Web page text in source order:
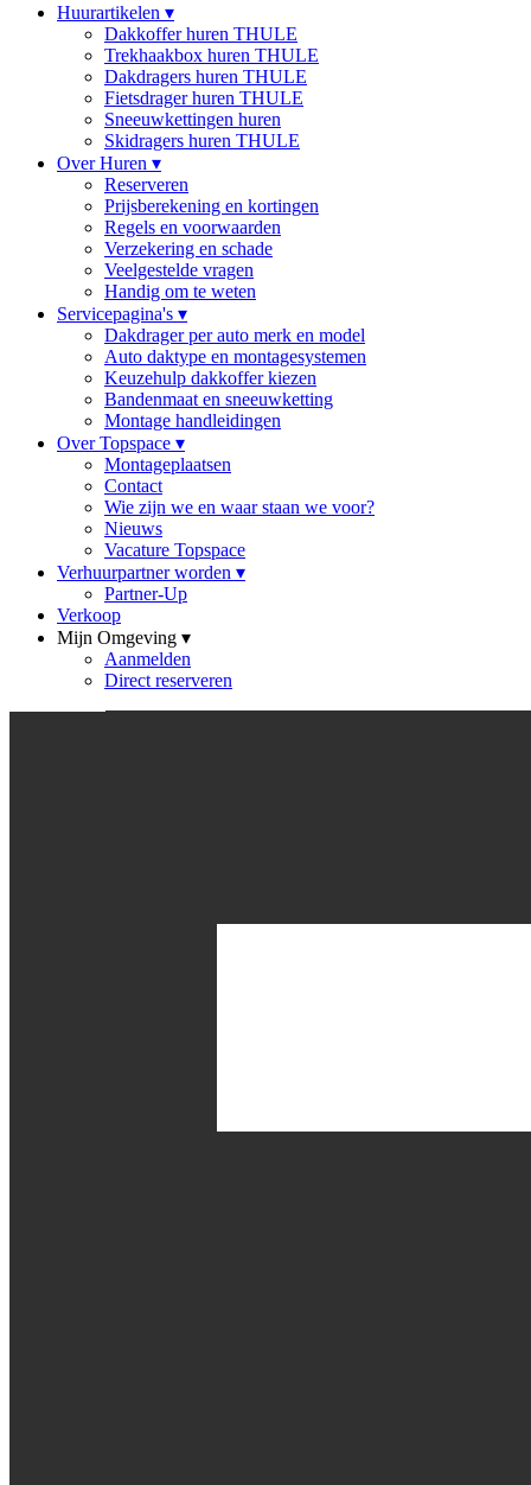
Huurartikelen ▾
Dakkoffer huren THULE
Trekhaakbox huren THULE
Dakdragers huren THULE
Fietsdrager huren THULE
Sneeuwkettingen huren
Skidragers huren THULE
Over Huren ▾
Reserveren
Prijsberekening en kortingen
Regels en voorwaarden
Verzekering en schade
Veelgestelde vragen
Handig om te weten
Servicepagina's ▾
Dakdrager per auto merk en model
Auto daktype en montagesystemen
Keuzehulp dakkoffer kiezen
Bandenmaat en sneeuwketting
Montage handleidingen
Over Topspace ▾
Montageplaatsen
Contact
Wie zijn we en waar staan we voor?
Nieuws
Vacature Topspace
Verhuurpartner worden ▾
Partner-Up
Verkoop
Mijn Omgeving ▾
Aanmelden
Direct reserveren